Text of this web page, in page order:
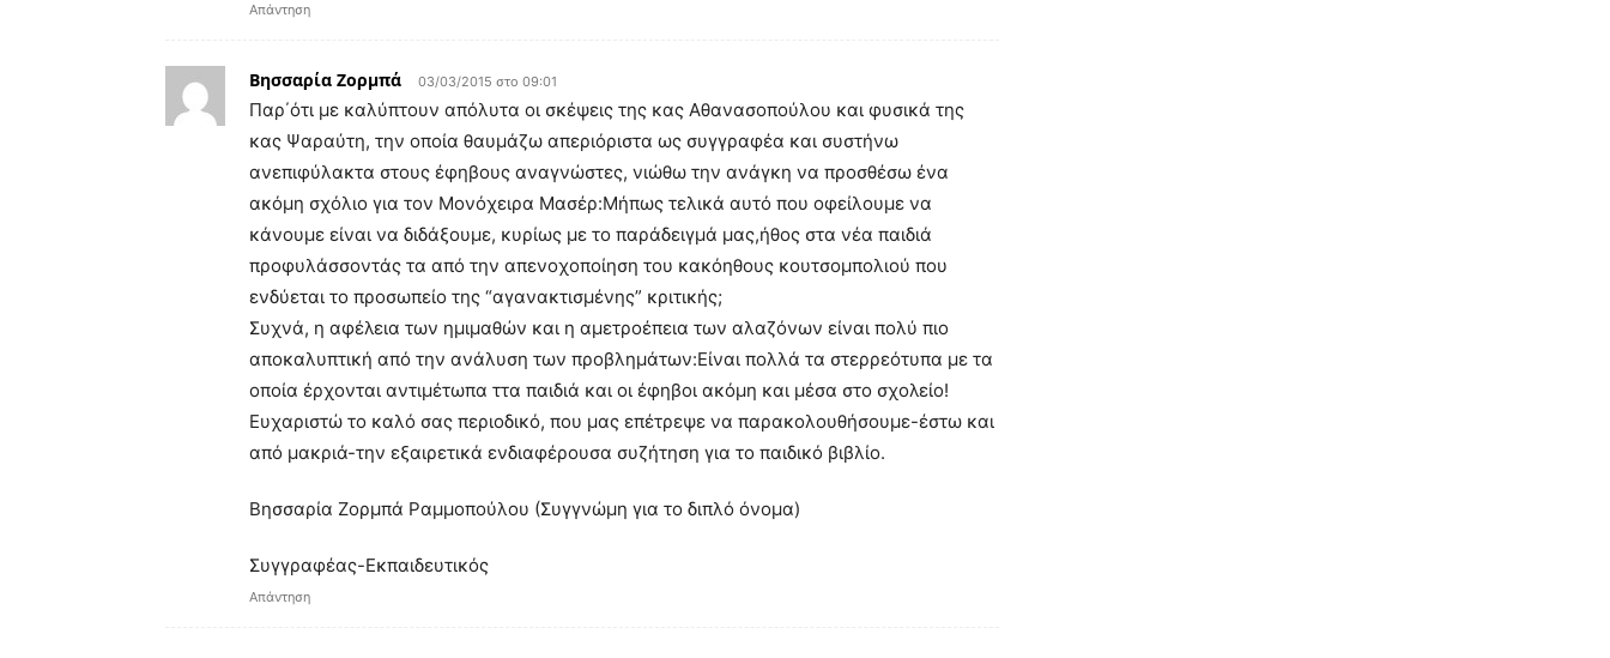
Απάντηση
Βησσαρία Ζορμπά 03/03/2015 στο 09:01
Παρ΄ότι με καλύπτουν απόλυτα οι σκέψεις της κας Αθανασοπούλου και φυσικά της
κας Ψαραύτη, την οποία θαυμάζω απεριόριστα ως συγγραφέα και συστήνω
ανεπιφύλακτα στους έφηβους αναγνώστες, νιώθω την ανάγκη να προσθέσω ένα
ακόμη σχόλιο για τον Μονόχειρα Μασέρ:Μήπως τελικά αυτό που οφείλουμε να
κάνουμε είναι να διδάξουμε, κυρίως με το παράδειγμά μας,ήθος στα νέα παιδιά
προφυλάσσοντάς τα από την απενοχοποίηση του κακόηθους κουτσομπολιού που
ενδύεται το προσωπείο της “αγανακτισμένης” κριτικής;
Συχνά, η αφέλεια των ημιμαθών και η αμετροέπεια των αλαζόνων είναι πολύ πιο
αποκαλυπτική από την ανάλυση των προβλημάτων:Είναι πολλά τα στερρεότυπα με τα
οποία έρχονται αντιμέτωπα ττα παιδιά και οι έφηβοι ακόμη και μέσα στο σχολείο!
Ευχαριστώ το καλό σας περιοδικό, που μας επέτρεψε να παρακολουθήσουμε-έστω και
από μακριά-την εξαιρετικά ενδιαφέρουσα συζήτηση για το παιδικό βιβλίο.
Βησσαρία Ζορμπά Ραμμοπούλου (Συγγνώμη για το διπλό όνομα)
Συγγραφέας-Εκπαιδευτικός
Απάντηση